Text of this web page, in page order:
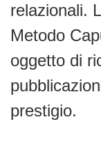
relazionali.
Metodo
oggetto di
prestigio.